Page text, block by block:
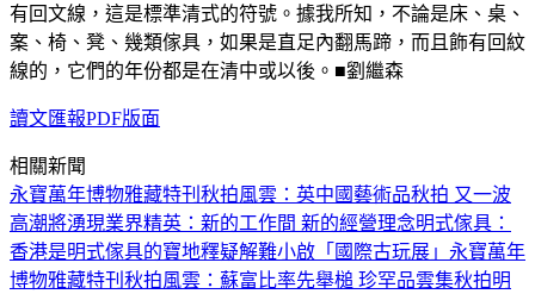
有回文線，這是標準清式的符號。據我所知，不論是床、桌、
案、椅、凳、幾類傢具，如果是直足內翻馬蹄，而且飾有回紋
線的，它們的年份都是在清中或以後。■劉繼森
讀文匯報PDF版面
相關新聞
永寶萬年博物雅藏特刊 秋拍風雲：英中國藝術品秋拍 又一波
高潮將湧現業界精英：新的工作間 新的經營理念明式傢具：
香港是明式傢具的寶地釋疑解難小啟 「國際古玩展」 永寶萬年
博物雅藏特刊 秋拍風雲：蘇富比率先舉槌 珍罕品雲集秋拍明